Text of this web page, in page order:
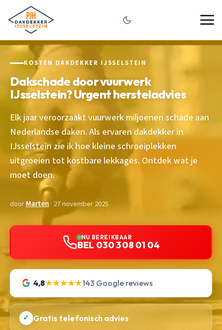
KOSTEN DAKDEKKER IJSSELSTEIN
Dakschade door vuurwerk
IJsselstein? Urgent hersteladvies
Elk jaar veroorzaakt vuurwerk miljoenen schade aan
Nederlandse daken. Als ervaren dakdekker in
IJsselstein zie ik hoe kleine schroeiplekken
uitgroeien tot kostbare lekkages. Ontdek wat je
moet doen.
doorMarten · 27 november 2025
NU BEREIKBAAR
BEL 030 308 01 04
4,8★★★★★143 Google reviews
✓ Gratis telefonisch advies